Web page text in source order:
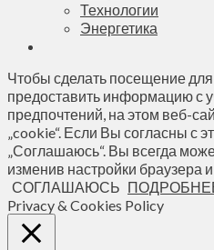
Технологии
Энергетика
Чтобы сделать посещение
предоставить информацию с
предпочтений, на этом веб-
„cookie“. Если Вы согласны с
„Соглашаюсь“. Вы всегда
изменив настройки браузера
СОГЛАШАЮСЬ
Privacy & Cookies Policy